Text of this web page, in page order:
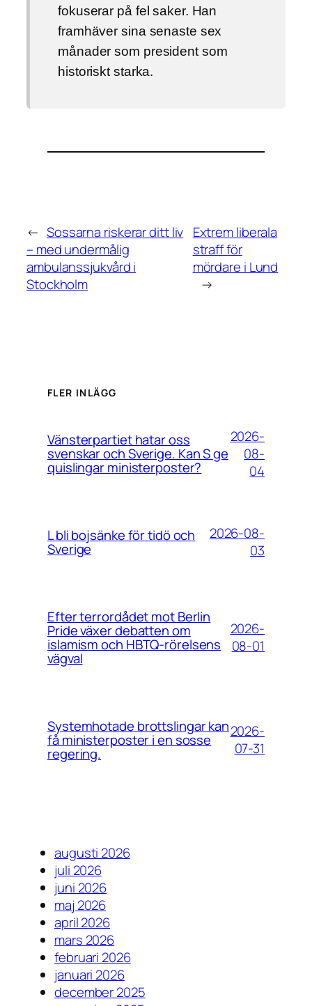
fokuserar på fel saker. Han
framhäver sina senaste sex
månader som president som
historiskt starka.
← Sossarna riskerar ditt liv
– med undermålig
ambulanssjukvård i
Stockholm
Extrem liberala
straff för
mördare i Lund
→
FLER INLÄGG
Vänsterpartiet hatar oss
svenskar och Sverige. Kan S ge
quislingar ministerposter?
2026-
08-
04
L bli bojsänke för tidö och
Sverige
2026-08-
03
Efter terrordådet mot Berlin
Pride växer debatten om
islamism och HBTQ-rörelsens
vägval
2026-
08-01
Systemhotade brottslingar kan
få ministerposter i en sosse
regering.
2026-
07-31
augusti 2026
juli 2026
juni 2026
maj 2026
april 2026
mars 2026
februari 2026
januari 2026
december 2025